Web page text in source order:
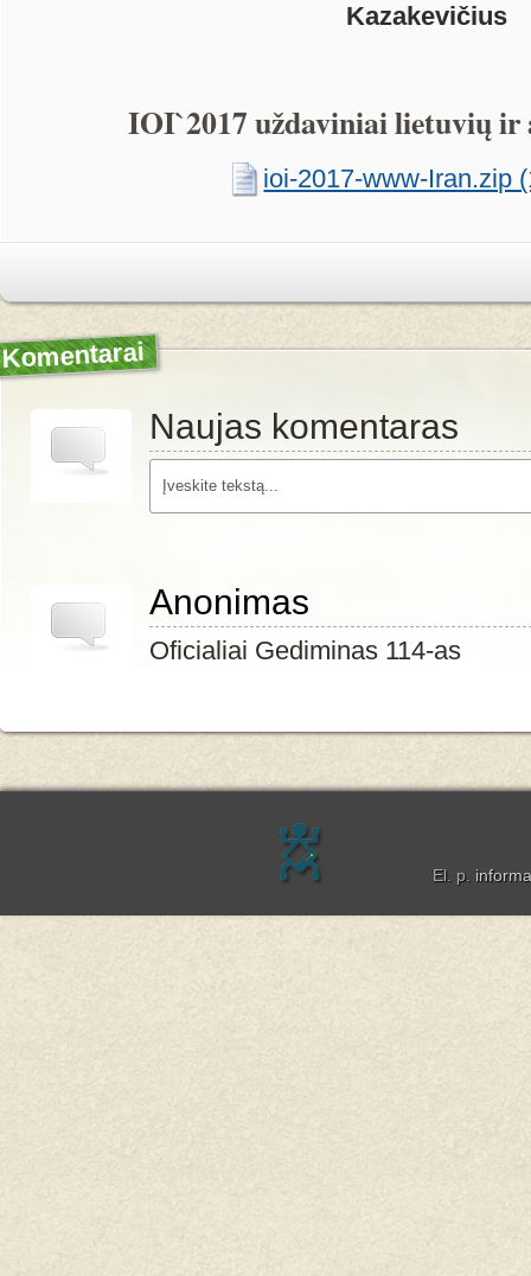
Kazakevičius
IOI`2017 uždaviniai lietuvių ir
ioi-2017-www-Iran.zip
Komentarai
Naujas komentaras
Anonimas
Oficialiai Gediminas 114-as
El. p.